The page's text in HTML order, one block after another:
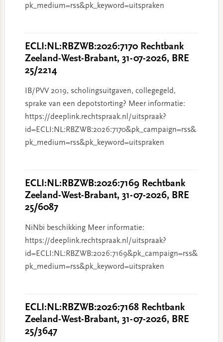
pk_medium=rss&pk_keyword=uitspraken
ECLI:NL:RBZWB:2026:7170 Rechtbank
Zeeland-West-Brabant, 31-07-2026, BRE
25/2214
IB/PVV 2019, scholingsuitgaven, collegegeld,
sprake van een depotstorting? Meer informatie:
https://deeplink.rechtspraak.nl/uitspraak?
id=ECLI:NL:RBZWB:2026:7170&pk_campaign=rss&
pk_medium=rss&pk_keyword=uitspraken
ECLI:NL:RBZWB:2026:7169 Rechtbank
Zeeland-West-Brabant, 31-07-2026, BRE
25/6087
NiNbi beschikking Meer informatie:
https://deeplink.rechtspraak.nl/uitspraak?
id=ECLI:NL:RBZWB:2026:7169&pk_campaign=rss&
pk_medium=rss&pk_keyword=uitspraken
ECLI:NL:RBZWB:2026:7168 Rechtbank
Zeeland-West-Brabant, 31-07-2026, BRE
25/3647